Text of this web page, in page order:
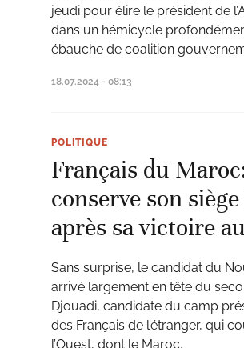
jeudi pour élire le président de
dans un hémicycle
ébauche de coalition
18.07.2024 - 08:13
POLITIQUE
Français du
conserve son
après sa victoire
Sans surprise, le candidat du
arrivé largement en tête du
Djouadi, candidate du camp
des Français de l’étranger, qui
l’Ouest, dont le Maroc.